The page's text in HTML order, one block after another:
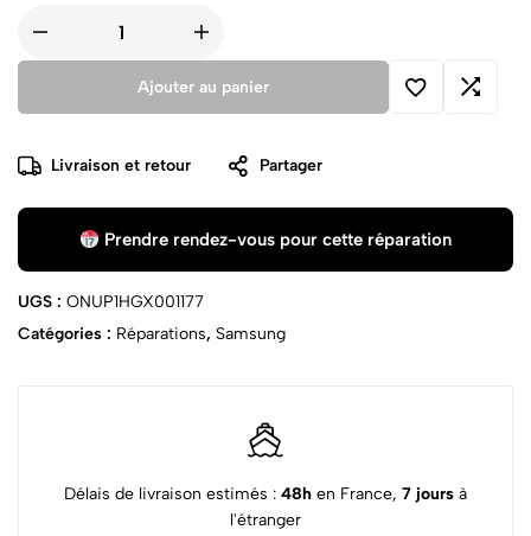
Ajouter au panier
Livraison et retour Partager
Prendre rendez-vous pour cette réparation
UGS : ONUP1HGX001177
Catégories : Réparations, Samsung
Délais de livraison estimés : 48h en France, 7 jours à
l'étranger